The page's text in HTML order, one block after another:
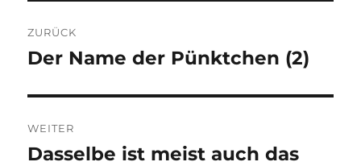
ZURÜCK
Vorheriger
Der Name der Pünktchen (2)
WEITER
Nächster
Dasselbe ist meist auch das